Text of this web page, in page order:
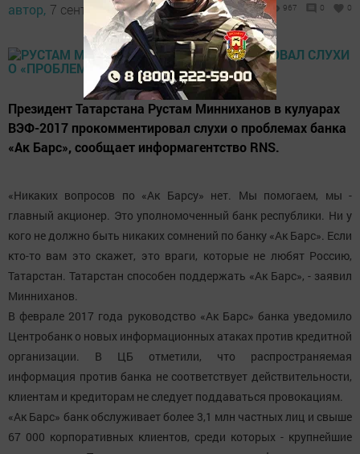
автор, 7 сентября 2017 - 05:25 967 0 0
Президент Татарстана Рустам Минниханов в кулуарах
ВЭФ-2017 прокомментировал слухи о проблемах банка
«Ак Барс», сообщает информагентство RNS.
«Никаких вопросов по «Ак Барсу» нет. Мы помогаем, мы -
главный акционер. Это уполномоченный банк республики. Ни у
кого не должно быть никаких сомнений по банку «Ак Барс». Если
кто-то вам это скажет, это враги, которые не любят Россию,
Татарстан. Татарстан способен поддержать «Ак Барс», - заявил
Минниханов.
В феврале 2017 года руководство «Ак Барс» банка уведомило
Центробанк о новых информационных атаках против кредитной
организации. В ЦБ отметили, что распространяемая
информация против банка не соответствует действительности,
клиентам и кредиторам не следует поддаваться провокациям.
«Ак Барс» банк обслуживает более 3,1 млн частных лиц и свыше
67 000 корпоративных клиентов, среди которых - крупнейшие